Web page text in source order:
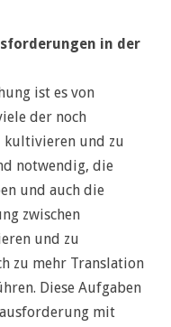
in der
ist es von
der noch
kultivieren und zu
notwendig, die
und auch die
zwischen
und zu
zu mehr Translation
Diese Aufgaben
mit